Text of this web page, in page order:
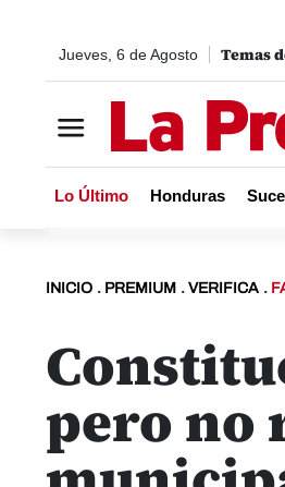
Jueves, 6 de Agosto
Lo Último Honduras
INICIO . PREMIUM . VERIFICA .
pero no